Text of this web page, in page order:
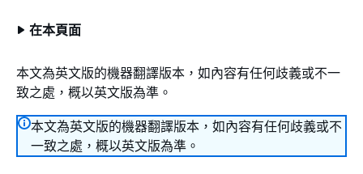
在本頁面
本文為英文版的機器翻譯版本，如內容有任何歧義或不一
致之處，概以英文版為準。
本文為英文版的機器翻譯版本，如內容有任何歧義或不
一致之處，概以英文版為準。